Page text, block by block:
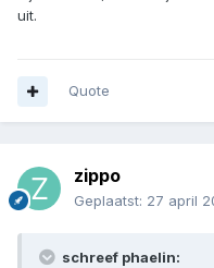
uit.
Quote
zippo
Geplaatst: 27 april
schreef phaelin: